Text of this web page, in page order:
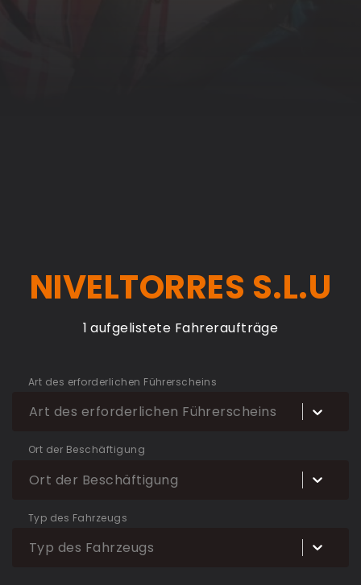
NIVELTORRES S.L.U
1 aufgelistete Fahreraufträge
Art des erforderlichen Führerscheins
Art des erforderlichen Führerscheins
Ort der Beschäftigung
Ort der Beschäftigung
Typ des Fahrzeugs
Typ des Fahrzeugs